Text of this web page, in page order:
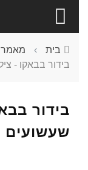
בית ›
בידור בבאקו -
בידור
שעשועים